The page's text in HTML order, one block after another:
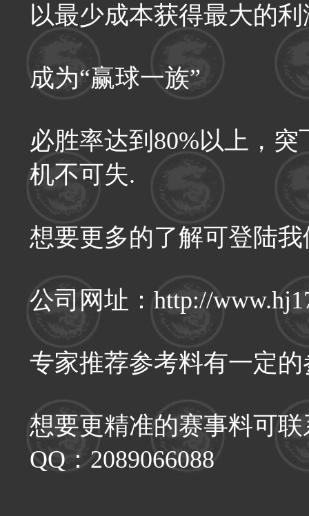
以最少成本获得最大的
成为“赢球一族”
必胜率达到80%以上，
机不可失.
想要更多的了解可登陆
公司网址：http://
专家推荐参考料有一定
想要更精准的赛事料可
QQ：2089066088